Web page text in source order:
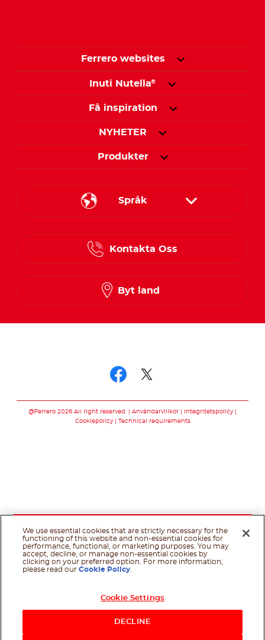
Ferrero websites
Inuti Nutella®
Få inspiration
NYHETER
Produkter
Språk
Norwegian
Kontakta Oss
Byt land
@Ferrero 2026 All right reserved. Användarvillkor
Integritetspolicy
Cookiepolicy
Technical requirements
We use essential cookies that are strictly necessary for the
functioning of this website and non-essential cookies for
performance, functional, or marketing purposes. You may
accept, decline, or manage non-essential cookies by
clicking on your preferred option. For more information,
please read ourCookie Policy
Cookie Settings
DECLINE